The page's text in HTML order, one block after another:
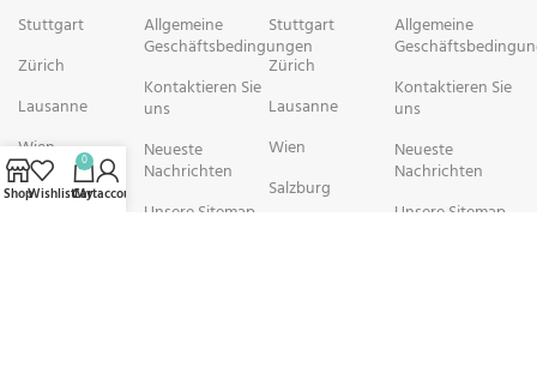
Stuttgart
Zürich
Lausanne
Wien
Salzburg
Allgemeine
Geschäftsbedingungen
Kontaktieren Sie
uns
Neueste
Nachrichten
Unsere Sitemap
Stuttgart
Zürich
Lausanne
Wien
Salzburg
Allgemeine
Kontaktieren Sie
uns
Neueste
Nachrichten
Unsere Sitemap
ShopWishlist
0
Cart
My account